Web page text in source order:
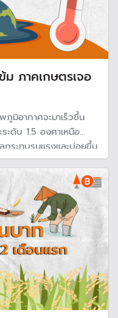
ม ภาคเกษตรเจอ
มิอากาศจะมาเร็วขึ้น
ะดับ 1.5 องศาเหนือ
ระทบรุนแรงและบ่อยขึ้น
ากขึ้นจากมาตรการต่าง